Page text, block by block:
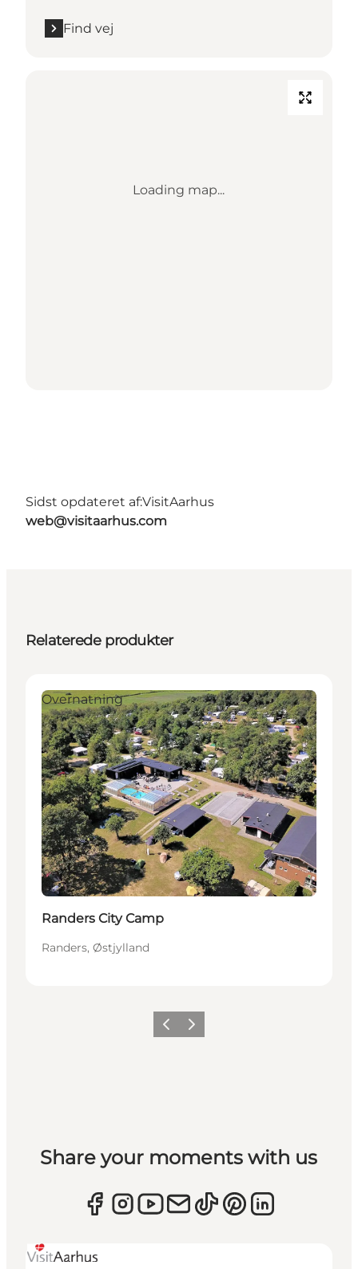
Find vej
Loading map...
Sidst opdateret af:VisitAarhus
web@visitaarhus.com
Relaterede produkter
Overnatning
Randers City Camp
Randers, Østjylland
ForrigeNæste
Share your moments with us